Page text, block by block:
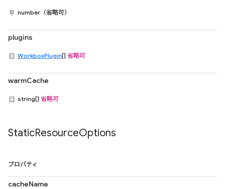
number（省略可）
plugins
WorkboxPlugin[] 省略可
warmCache
string[] 省略可
StaticResourceOptions
プロパティ
cacheName